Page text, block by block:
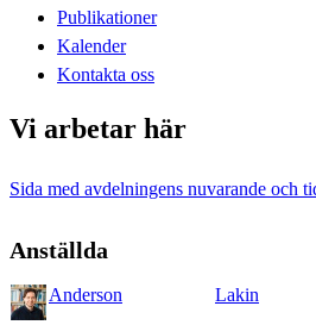
Publikationer
Kalender
Kontakta oss
Vi arbetar här
Sida med avdelningens nuvarande och
Anställda
Anderson Lakin